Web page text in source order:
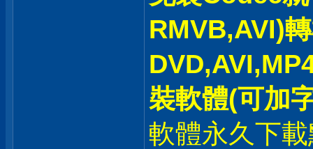
RMVB,AVI)
裝軟體(可加
軟體永久下